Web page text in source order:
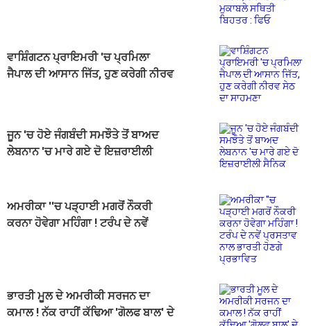
ਵਾਸ਼ਿੰਗਟਨ ਪ੍ਰਾਇਮਰੀ 'ਚ ਪ੍ਰਮਿਲਾ
ਜੈਪਾਲ ਦੀ ਆਸਾਨ ਜਿੱਤ, ਹੁਣ ਕਰੇਗੀ ਨੀਰਵ
ਜੂਨ 'ਚ ਹੋਏ ਜੰਗਬੰਦੀ ਸਮਝੌਤੇ ਤੋਂ ਬਾਅਦ
ਲੇਬਨਾਨ 'ਚ ਮਾਰੇ ਗਏ ਦੋ ਇਜ਼ਰਾਈਲੀ
ਅਮਰੀਕਾ ''ਚ ਪੜ੍ਹਾਈ ਮਗਰੋਂ ਨੌਕਰੀ
ਕਰਨਾ ਹੋਵੇਗਾ ਮਹਿੰਗਾ ! ਟਰੰਪ ਦੇ ਨਵੇਂ
ਭਾਰਤੀ ਮੂਲ ਦੇ ਅਮਰੀਕੀ ਸਰਜਨ ਦਾ
ਕਮਾਲ ! ਨੱਕ ਰਾਹੀਂ ਕੱਢਿਆ 'ਗੋਲਫ ਬਾਲ' ਦੇ